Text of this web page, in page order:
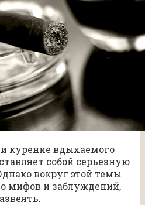
курение вдыхаемого
собой серьезную
вокруг этой темы
мифов и заблуждений,